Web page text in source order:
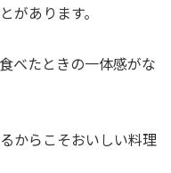
があります。
べたときの一体感がな
からこそおいしい料理